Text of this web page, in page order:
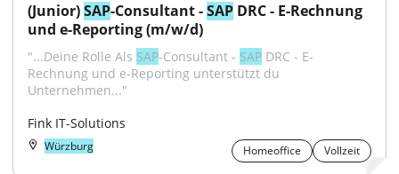
(Junior) SAP-Consultant - SAP DRC - E-Rechnung
und e-Reporting (m/w/d)
"...Deine Rolle Als SAP-Consultant - SAP DRC - E-
Rechnung und e-Reporting unterstützt du
Unternehmen..."
Fink IT-Solutions
Würzburg Homeoffice Vollzeit